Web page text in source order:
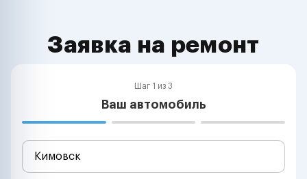
Заявка на ремонт
Шаг 1 из 3
Ваш автомобиль